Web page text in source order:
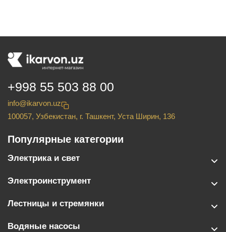
+998 55 503 88 00
info@ikarvon.uz
100057, Узбекистан, г. Ташкент, Уста Ширин, 136
Популярные категории
Электрика и свет
Электроинструмент
Лестницы и стремянки
Водяные насосы